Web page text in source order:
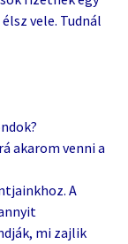
vele. Tudnál
akarom venni a
A
mi zajlik